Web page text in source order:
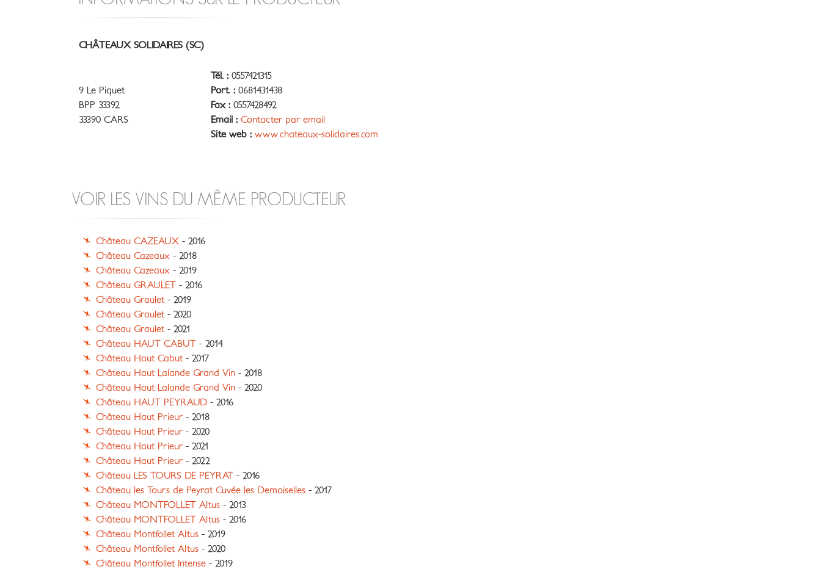
CHÂTEAUX SOLIDAIRES (SC)
9 Le Piquet
BPP 33392
33390 CARS
Tél. : 0557421315
Port. : 0681431438
Fax : 0557428492
Email : Contacter par email
Site web : www.chateaux-solidaires.com
VOIR LES VINS DU MÊME PRODUCTEUR
Château CAZEAUX - 2016
Château Cazeaux - 2018
Château Cazeaux - 2019
Château GRAULET - 2016
Château Graulet - 2019
Château Graulet - 2020
Château Graulet - 2021
Château HAUT CABUT - 2014
Château Haut Cabut - 2017
Château Haut Lalande Grand Vin - 2018
Château Haut Lalande Grand Vin - 2020
Château HAUT PEYRAUD - 2016
Château Haut Prieur - 2018
Château Haut Prieur - 2020
Château Haut Prieur - 2021
Château Haut Prieur - 2022
Château LES TOURS DE PEYRAT - 2016
Château les Tours de Peyrat Cuvée les Demoiselles - 2017
Château MONTFOLLET Altus - 2013
Château MONTFOLLET Altus - 2016
Château Montfollet Altus - 2019
Château Montfollet Altus - 2020
Château Montfollet Intense - 2019